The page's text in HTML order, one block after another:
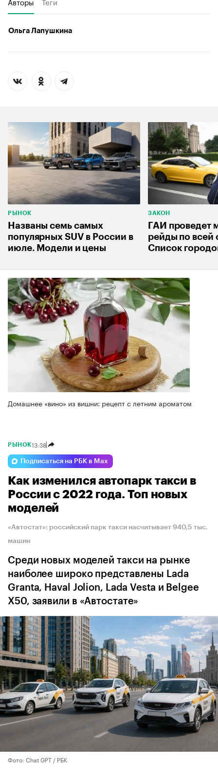
Ольга Лапушкина
РЫНОК
Названы семь самых
популярных SUV в России в
июле. Модели и цены
ЗАКОН
ГАИ проведет
рейды по всей
Список
Домашнее «вино» из вишни: рецепт с летним ароматом
РЫНОК13:38
Подписаться на РБК в Max
Как изменился автопарк такси в
России с 2022 года. Топ новых
моделей
«Автостат»: российский парк такси насчитывает 940,5 тыс.
машин
Среди новых моделей такси на рынке
наиболее широко представлены Lada
Granta, Haval Jolion, Lada Vesta и Belgee
X50, заявили в «Автостате»
Фото: Chat GPT / РБК